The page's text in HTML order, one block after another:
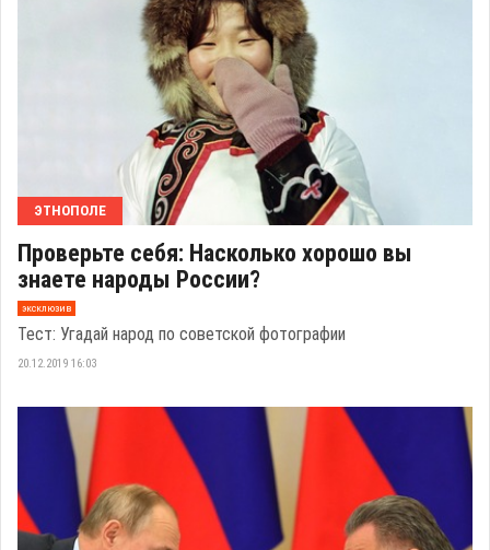
ЭТНОПОЛЕ
Проверьте себя: Насколько хорошо вы
знаете народы России?
эксклюзив
Тест: Угадай народ по советской фотографии
20.12.2019 16:03